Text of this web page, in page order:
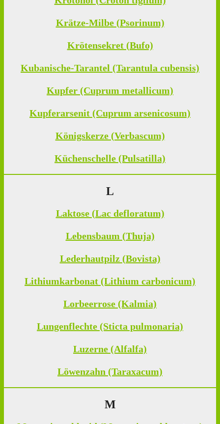
Krätze-Milbe (Psorinum)
Krötensekret (Bufo)
Kubanische-Tarantel (Tarantula cubensis)
Kupfer (Cuprum metallicum)
Kupferarsenit (Cuprum arsenicosum)
Königskerze (Verbascum)
Küchenschelle (Pulsatilla)
L
Laktose (Lac defloratum)
Lebensbaum (Thuja)
Lederhautpilz (Bovista)
Lithiumkarbonat (Lithium carbonicum)
Lorbeerrose (Kalmia)
Lungenflechte (Sticta pulmonaria)
Luzerne (Alfalfa)
Löwenzahn (Taraxacum)
M